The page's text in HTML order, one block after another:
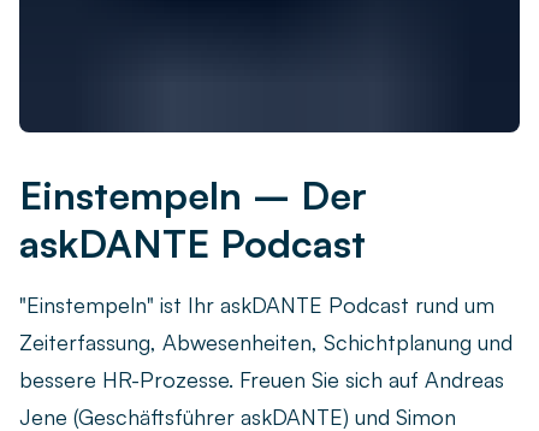
Einstempeln – Der
askDANTE Podcast
"Einstempeln" ist Ihr askDANTE Podcast rund um
Zeiterfassung, Abwesenheiten, Schichtplanung und
bessere HR-Prozesse. Freuen Sie sich auf Andreas
Jene (Geschäftsführer askDANTE) und Simon